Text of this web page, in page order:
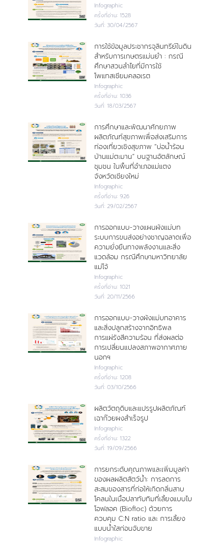
Infographic
ครั้งที่อ่าน: 1528
วันที่: 30/04/2567
การใช้ข้อมูลประชากรจุลินทรีย์ในดิน
สำหรับการเกษตรแม่นยำ : กรณี
ศึกษาสวนลำไยที่มีการใช้
โพแทสเซียมคลอเรต
Infographic
ครั้งที่อ่าน: 1036
วันที่: 18/03/2567
การศึกษาและพัฒนาศักยภาพ
ผลิตภัณฑ์สุขภาพเพื่อส่งเสริมการ
ท่องเที่ยวเชิงสุขภาพ “บ่อน้ำร้อน
บ้านแม่ตะมาน” บนฐานอัตลักษณ์
ชุมชน ในพื้นที่อำเภอแม่แตง
จังหวัดเชียงใหม่
Infographic
ครั้งที่อ่าน: 926
วันที่: 29/02/2567
การออกแบบ-วางแผนผังแม่บท
ระบบการขนส่งอย่างชาญฉลาดเพื่อ
ความยั่งยืนทางพลังงานและสิ่ง
แวดล้อม กรณีศึกษามหาวิทยาลัย
แม่โจ้
Infographic
ครั้งที่อ่าน: 1021
วันที่: 20/11/2566
การออกแบบ-วางผังแม่บทอาคาร
และสิ่งปลูกสร้างจากอิทธิพล
การแผ่รังสีความร้อน ที่ส่งผลต่อ
การเปลี่ยนแปลงสภาพอากาศภาย
นอกฯ
Infographic
ครั้งที่อ่าน: 1208
วันที่: 03/10/2566
ผลิตวัตถุดิบและแปรรูปผลิตภัณฑ์
เฉาก๊วยผงสำเร็จรูป
Infographic
ครั้งที่อ่าน: 1322
วันที่: 19/09/2566
การยกระดับคุณภาพและเพิ่มมูลค่า
ของผลผลิตสัตว์น้ำ: การลดการ
สะสมของสารที่ก่อให้เกิดกลิ่นสาบ
โคลนในเนื้อปลาทับทิมที่เลี้ยงแบบไบ
โอฟลอค (Biofloc) ด้วยการ
ควบคุม C:N ratio และ การเลี้ยง
แบบน้ำใสก่อนจับขาย
Infographic